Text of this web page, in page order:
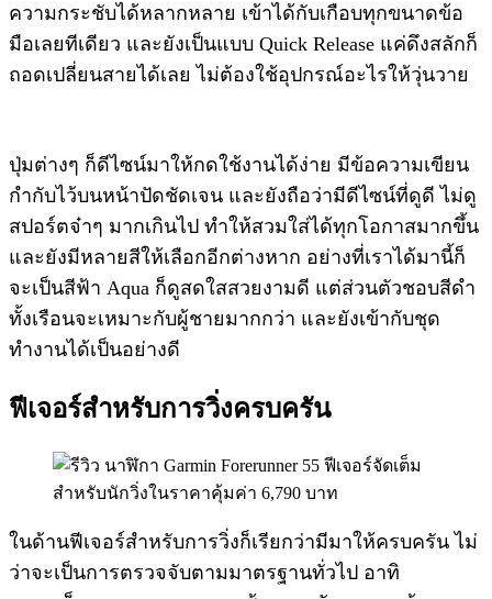
ความกระชับได้หลากหลาย เข้าได้กับเกือบทุกขนาดข้อ
มือเลยทีเดียว และยังเป็นแบบ Quick Release แค่ดึงสลักก็
ถอดเปลี่ยนสายได้เลย ไม่ต้องใช้อุปกรณ์อะไรให้วุ่นวาย
ปุ่มต่างๆ ก็ดีไซน์มาให้กดใช้งานได้ง่าย มีข้อความเขียน
กำกับไว้บนหน้าปัดชัดเจน และยังถือว่ามีดีไซน์ที่ดูดี ไม่ดู
สปอร์ตจ๋าๆ มากเกินไป ทำให้สวมใส่ได้ทุกโอกาสมากขึ้น
และยังมีหลายสีให้เลือกอีกต่างหาก อย่างที่เราได้มานี้ก็
จะเป็นสีฟ้า Aqua ก็ดูสดใสสวยงามดี แต่ส่วนตัวชอบสีดำ
ทั้งเรือนจะเหมาะกับผู้ชายมากกว่า และยังเข้ากับชุด
ทำงานได้เป็นอย่างดี
ฟีเจอร์สำหรับการวิ่งครบครัน
ในด้านฟีเจอร์สำหรับการวิ่งก็เรียกว่ามีมาให้ครบครัน ไม่
ว่าจะเป็นการตรวจจับตามมาตรฐานทั่วไป อาทิ